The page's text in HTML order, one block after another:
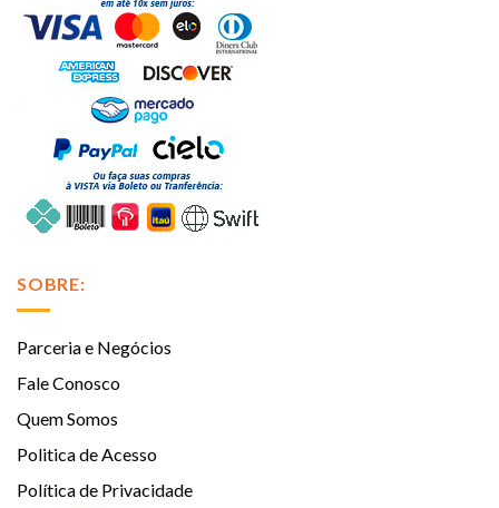
SOBRE:
Parceria e Negócios
Fale Conosco
Quem Somos
Politica de Acesso
Política de Privacidade